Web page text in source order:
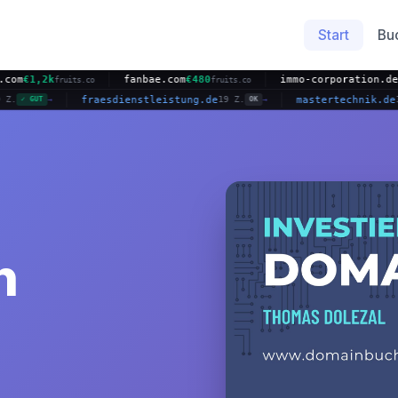
Start
fruits.co fanbae.com€480fruits.co immo-corporation.de€1,3k
10 Z. ✓ GUT → fraesdienstleistung.de19 Z. OK →